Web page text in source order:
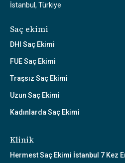
İstanbul, Türkiye
Saç ekimi
DHI Saç Ekimi
FUE Saç Ekimi
Traşsız Saç Ekimi
Uzun Saç Ekimi
Kadınlarda Saç Ekimi
Klinik
Hermest Saç Ekimi İstanbul 7 Kez